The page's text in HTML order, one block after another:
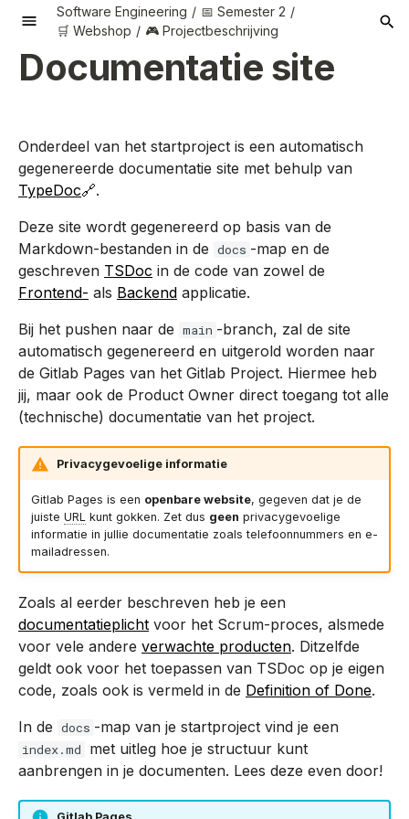
Software Engineering
📅 Semester 2
🛒 Webshop
🎮 Projectbeschrijving
to
st
ar
t
s
e
ar
c
Webshop
Technisch ontwerp
Software Testing
Infrastructure
Overige
Startproject
Backend
Testing
Third Party API's Discount Code API
API
LucaStars Games API
Service Provider
Product Price Service
Zipcode API
ICT.Cloud
Docker op Oege
API Clients
Backend / Server-side
application
Design Patterns
ERD en EERD
Express
Fetch API
Frontend / Client-side
Git
JSON
MVC
MySQL
🎓Basisvaardigheden 💻 Computers
📐 Wiskunde
Gebruikersinteractie
Analyseren
Realiseren
🔗Organisatieprocessen
Analyseren
Realiseren
Analyseren
Realiseren
Manage & Control
🛠️Software
Analyseren
Realiseren
⚙️Hardware Interfacing
Analyseren
Realiseren
Manage & Control
👥Interacteren Communiceren
Samenwerken
Ethiek
Organisatorische
Context
🧭Persoonlijk
leiderschap
Ondernemend zijn
Persoonlijke
Ontwikkeling
Probleem aanpak
Oplossen
Propedeuse Opdracht
Management
Set-up
Software Engineering
📅 Semester 1
⌨️ Codelabs
Opdracht 1
Cyber Security
Opdracht 1
Semester 3
Technische Informatica
Algemeen
Opdracht 4
Fusion
Lesopdrachten
Ad Software Development
Documentatie site
Onderdeel van het startproject is een automatisch
gegenereerde documentatie site met behulp van
TypeDoc
.
Deze site wordt gegenereerd op basis van de
Markdown-bestanden in de docs -map en de
geschreven TSDoc in de code van zowel de
Frontend- als Backend applicatie.
Bij het pushen naar de main -branch, zal de site
automatisch gegenereerd en uitgerold worden naar
de Gitlab Pages van het Gitlab Project. Hiermee heb
jij, maar ook de Product Owner direct toegang tot alle
(technische) documentatie van het project.
Privacygevoelige informatie
Gitlab Pages is een openbare website, gegeven dat je de
juiste URLkunt gokken. Zet dus geen privacygevoelige
informatie in jullie documentatie zoals telefoonnummers en e-
mailadressen.
Zoals al eerder beschreven heb je een
documentatieplicht voor het Scrum-proces, alsmede
voor vele andere verwachte producten. Ditzelfde
geldt ook voor het toepassen van TSDoc op je eigen
code, zoals ook is vermeld in de Definition of Done.
In de docs -map van je startproject vind je een
index.md
met uitleg hoe je structuur kunt
aanbrengen in je documenten. Lees deze even door!